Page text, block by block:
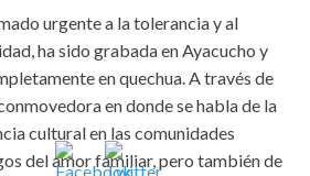
urgente a la tolerancia y al
ha sido grabada en Ayacucho y
en quechua. A través de
en donde se habla de la
cultural en las comunidades
del amor familiar, pero también de